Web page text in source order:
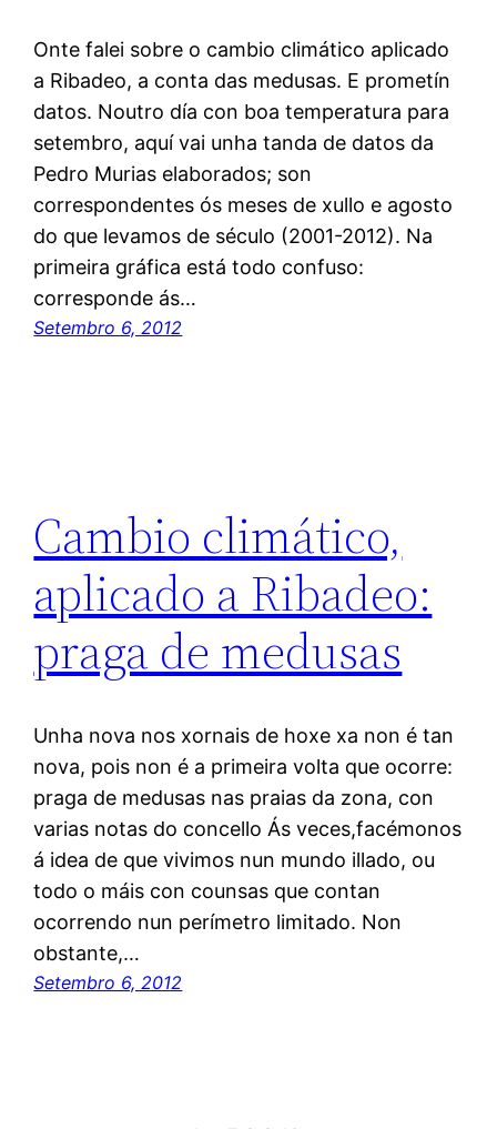
Onte falei sobre o cambio climático aplicado
a Ribadeo, a conta das medusas. E prometín
datos. Noutro día con boa temperatura para
setembro, aquí vai unha tanda de datos da
Pedro Murias elaborados; son
correspondentes ós meses de xullo e agosto
do que levamos de século (2001-2012). Na
primeira gráfica está todo confuso:
corresponde ás…
Setembro 6, 2012
Cambio climático,
aplicado a Ribadeo:
praga de medusas
Unha nova nos xornais de hoxe xa non é tan
nova, pois non é a primeira volta que ocorre:
praga de medusas nas praias da zona, con
varias notas do concello Ás veces,facémonos
á idea de que vivimos nun mundo illado, ou
todo o máis con counsas que contan
ocorrendo nun perímetro limitado. Non
obstante,…
Setembro 6, 2012